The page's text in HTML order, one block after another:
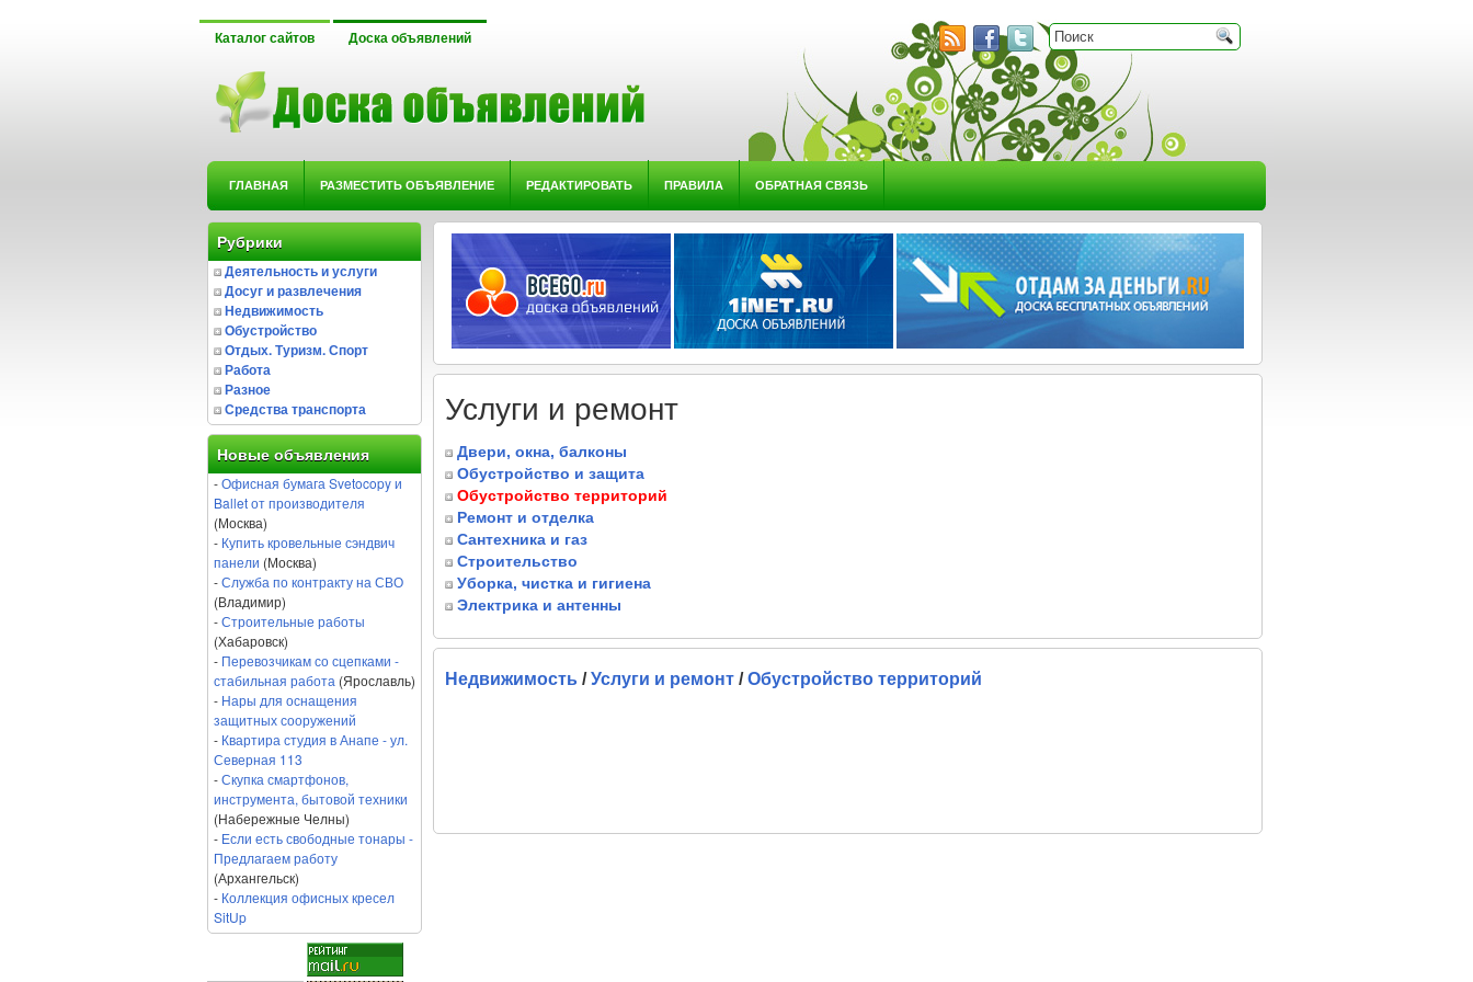
Каталог сайтов Доска объявлений
ГЛАВНАЯ РАЗМЕСТИТЬ ОБЪЯВЛЕНИЕ РЕДАКТИРОВАТЬ ПРАВИЛА ОБРАТНАЯ СВЯЗЬ
Рубрики
Деятельность и услуги
Досуг и развлечения
Недвижимость
Обустройство
Отдых. Туризм. Спорт
Работа
Разное
Средства транспорта
Новые объявления
-Офисная бумага Svetocopy и
Ballet от производителя
(Москва)
- Купить кровельные сэндвич
панели (Москва)
-Служба по контракту на СВО
(Владимир)
-Строительные работы
(Хабаровск)
- Перевозчикам со сцепками -
стабильная работа (Ярославль)
- Нары для оснащения
защитных сооружений
- Квартира студия в Анапе - ул.
Северная 113
-Скупка смартфонов,
инструмента, бытовой техники
(Набережные Челны)
- Если есть свободные тонары -
Предлагаем работу
(Архангельск)
- Коллекция офисных кресел
SitUp
Услуги и ремонт
Двери, окна, балконы
Обустройство и защита
Обустройство территорий
Ремонт и отделка
Сантехника и газ
Строительство
Уборка, чистка и гигиена
Электрика и антенны
Недвижимость /Услуги и ремонт /Обустройство территорий